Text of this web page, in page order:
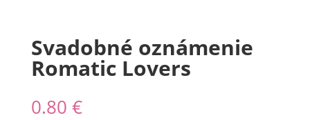
Svadobné oznámenie
Romatic Lovers
0.80 €